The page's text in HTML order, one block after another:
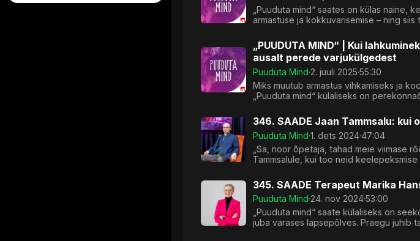
„Puuduta mind“ saates on külas naine,
armastuse ja kokkuvarisemise – ning
„PUUDUTA MIND“ | Kui
ausalt perede varjukülgedest
Puuduta Mind·2. juuli 2025·55:30
Miks muutub armastus vihkamiseks ja
„Puuduta mind“ külaliseks on
346. SAADE Jaan Tammsalu: kui
Puuduta Mind·1. dets 2024·47:04
„Sa, noor õpetaja, tahad meie viimase
Tammsalule, kui too neid
345. SAADE Terapeut Marika
Puuduta Mind·24. nov 2024·53:00
„Puuduta mind“ saate külaliseks on
juba varases lapsepõlves. Praegu juhib